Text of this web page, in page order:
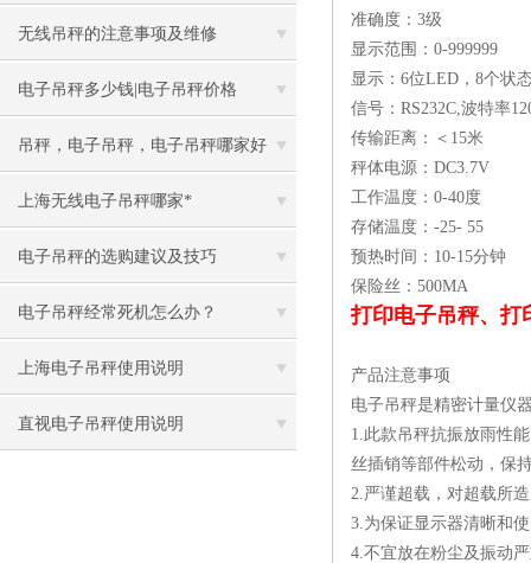
无线吊秤的注意事项及维修
电子吊秤多少钱|电子吊秤价格
吊秤，电子吊秤，电子吊秤哪家好
上海无线电子吊秤哪家*
电子吊秤的选购建议及技巧
电子吊秤经常死机怎么办？
上海电子吊秤使用说明
直视电子吊秤使用说明
准确度：3级
显示范围：0-999999
显示：6位LED，8个状
信号：RS232C,波特率
传输距离：＜15米
秤体电源：DC3.7V
工作温度：0-40度
存储温度：-25- 55
预热时间：10-15分钟
保险丝：500MA
打印电子吊秤、打
产品注意事项
电子吊秤是精密计量仪
1.此款吊秤抗振放雨性
丝插销等部件松动，保
2.严谨超载，对超载所
3.为保证显示器清晰和
4.不宜放在粉尘及振动